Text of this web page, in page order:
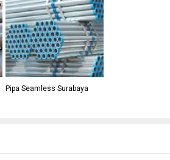
Pipa Seamless Surabaya